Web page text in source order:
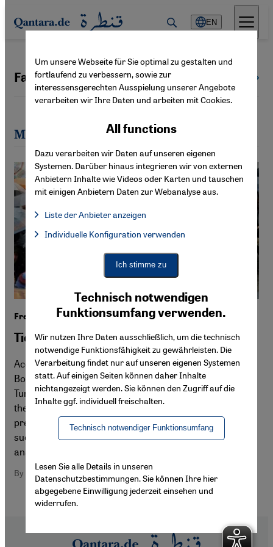
Direkt zum Inhalt springen
EN
Fatih Cicek
Most recent articles by Fatih Cicek
Freedom of the Press in Turkey
Tied to the Leash of the State
According to information from "Reporters without
Borders", there are more journalists imprisoned in
Turkey today than there ever have been since the end of
the military regime in 1983. The freedom of the Turkish
press is kept within very narrow limits. Yet, is this really
such a new phenomenon? Fatih Cicek offers some
answers
By Fatih Cicek
Um unsere Webseite für Sie optimal zu gestalten und
fortlaufend zu verbessern, sowie zur
interessensgerechten Ausspielung unserer Angebote
verarbeiten wir Ihre Daten und arbeiten mit Cookies.
Technisch notwendigen
Funktionsumfang verwenden.
Wir nutzen Ihre Daten ausschließlich, um die technisch
notwendige Funktionsfähigkeit zu gewährleisten. Die
Verarbeitung findet nur auf unseren eigenen Systemen
statt. Auf einigen Seiten können daher Inhalte
nichtangezeigt werden. Sie können den Zugriff auf die
Inhalte ggf. individuell freischalten.
Technisch notwendiger Funktionsumfang
All functions
Dazu verarbeiten wir Daten auf unseren eigenen
Systemen. Darüber hinaus integrieren wir von externen
Anbietern Inhalte wie Videos oder Karten und tauschen
mit einigen Anbietern Daten zur Webanalyse aus.
Liste der Anbieter anzeigen
Facebook Embed / Facebook Connect, Google Maps Embed,
Facebook Embed / Facebook Connect
Google Maps Embed
Individuelle Konfiguration verwenden
Ich stimme zu
Lesen Sie alle Details in unseren
Datenschutzbestimmungen. Sie können Ihre hier
abgegebene Einwilligung jederzeit einsehen und
widerrufen.